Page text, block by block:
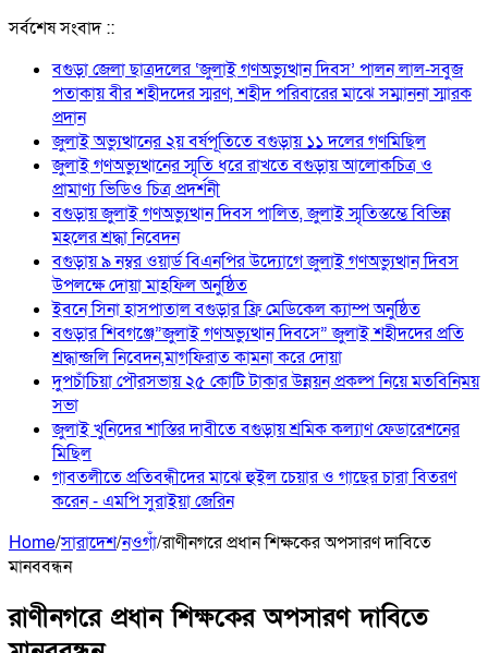
সর্বশেষ সংবাদ ::
বগুড়া জেলা ছাত্রদলের ‘জুলাই গণঅভ্যুত্থান দিবস’ পালন লাল-সবুজ
পতাকায় বীর শহীদদের স্মরণ, শহীদ পরিবারের মাঝে সম্মাননা স্মারক
প্রদান
জুলাই অভ্যুত্থানের ২য় বর্ষপূতিতে বগুড়ায় ১১ দলের গণমিছিল
জুলাই গণঅভ্যুত্থানের স্মৃতি ধরে রাখতে বগুড়ায় আলোকচিত্র ও
প্রামাণ্য ভিডিও চিত্র প্রদর্শনী
বগুড়ায় জুলাই গণঅভ্যুত্থান দিবস পালিত, জুলাই স্মৃতিস্তম্ভে বিভিন্ন
মহলের শ্রদ্ধা নিবেদন
বগুড়ায় ৯ নম্বর ওয়ার্ড বিএনপির উদ্যোগে জুলাই গণঅভ্যুত্থান দিবস
উপলক্ষে দোয়া মাহফিল অনুষ্ঠিত
ইবনে সিনা হাসপাতাল বগুড়ার ফ্রি মেডিকেল ক্যাম্প অনুষ্ঠিত
বগুড়ার শিবগঞ্জে”জুলাই গণঅভ্যুত্থান দিবসে” জুলাই শহীদদের প্রতি
শ্রদ্ধান্জলি নিবেদন,মাগফিরাত কামনা করে দোয়া
দুপচাঁচিয়া পৌরসভায় ২৫ কোটি টাকার উন্নয়ন প্রকল্প নিয়ে মতবিনিময়
সভা
জুলাই খুনিদের শাস্তির দাবীতে বগুড়ায় শ্রমিক কল্যাণ ফেডারেশনের
মিছিল
‎গাবতলীতে প্রতিবন্ধীদের মাঝে হুইল ‎চেয়ার ও গাছের চারা বিতরণ
করেন ‎- এমপি সুরাইয়া জেরিন
Home/সারাদেশ/নওগাঁ/রাণীনগরে প্রধান শিক্ষকের অপসারণ দাবিতে
মানববন্ধন
রাণীনগরে প্রধান শিক্ষকের অপসারণ দাবিতে